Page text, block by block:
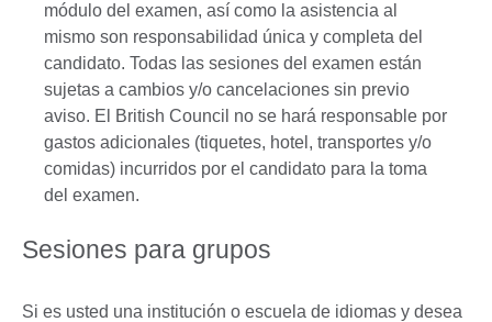
módulo del examen, así como la asistencia al
mismo son responsabilidad única y completa del
candidato. Todas las sesiones del examen están
sujetas a cambios y/o cancelaciones sin previo
aviso. El British Council no se hará responsable por
gastos adicionales (tiquetes, hotel, transportes y/o
comidas) incurridos por el candidato para la toma
del examen.
Sesiones para grupos
Si es usted una institución o escuela de idiomas y desea